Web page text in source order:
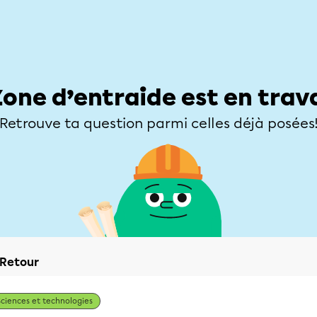
d’entraide est en
Retrouve ta question parmi celles déjà
Retour
et technologies